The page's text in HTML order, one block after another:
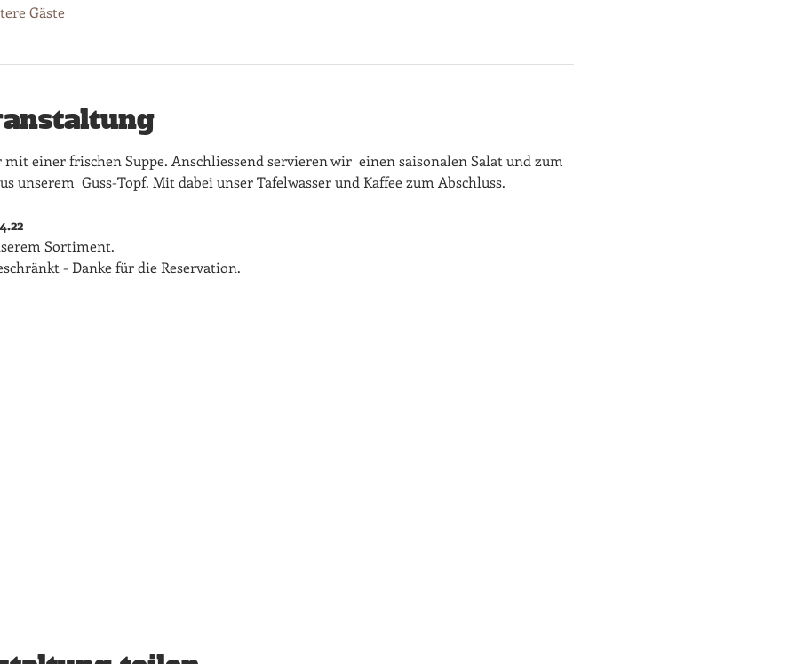
Gäste
einer frischen Suppe. Anschliessend servieren wir  einen saisonalen Salat und zum
unserem  Guss-Topf. Mit dabei unser Tafelwasser und Kaffee zum Abschluss.
Sortiment.
- Danke für die Reservation.